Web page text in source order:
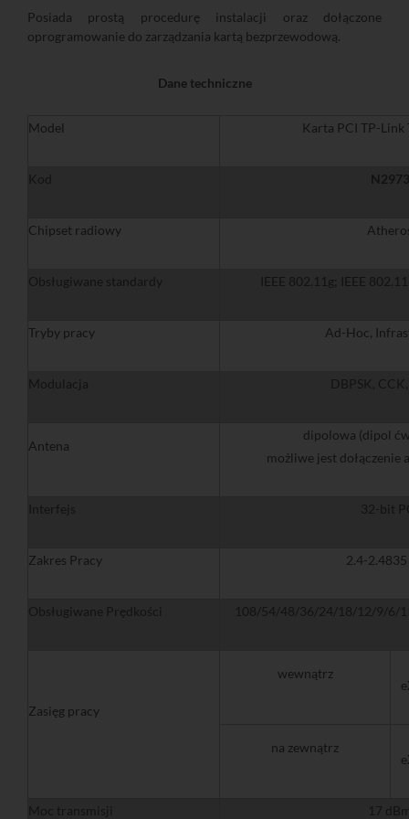
Posiada prostą procedurę instalacji oraz dołączone
oprogramowanie do zarządzania kartą bezprzewodową.
Dane techniczne
Model Karta PCI TP-Link
Kod N2973
Chipset radiowy
Obsługiwane standardy IEEE 802.11g; IEEE
Tryby pracy Ad-Hoc,
Modulacja DBPSK,
Antena
dipolowa (dipol
możliwe jest dołączenie
Interfejs 32-bit
Zakres Pracy 2.4-2.4835
Obsługiwane Prędkości 108/54/48/36/24/18/12/9/6/
Zasięg pracy
wewnątrz
na zewnątrz
Moc transmisji 17